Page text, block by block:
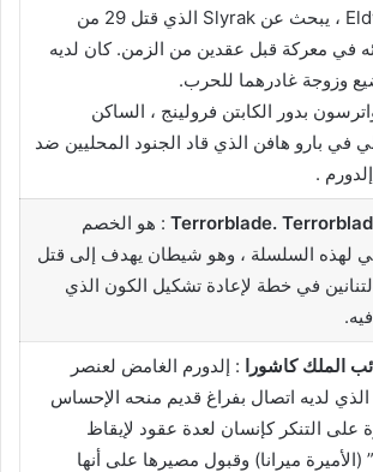
Eldwurm ، يبحث عن Slyrak الذي قتل 29 من
في معركة قبل عقدين من الزمن. كان لديه
وزوجة غادرهما للحرب.
بدور الكابتن فرولينج ، الساكن
في بارو هافن الذي قاد الجنود المحليين ضد
.
: هو الخصم
لهذه السلسلة ، وهو شيطان يهدف إلى قتل
في خطة لإعادة تشكيل الكون الذي
الملك كاشورا : إلدورم الغامض لعنصر
الذي لديه اتصال بفراغ قديم منحه الإحساس
على التنكر كإنسان لعدة عقود لإيقاظ
(الأميرة ميرانا) وقبول مصيرها على أنها